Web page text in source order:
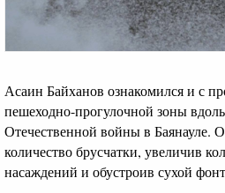
Асаин Байханов ознакомился и с
пешеходно-прогулочной зоны
Отечественной войны в Баянауле.
количество брусчатки, увеличив
насаждений и обустроив сухой